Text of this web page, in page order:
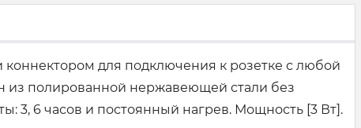
коннектором для подключения к розетке с любой
из полированной нержавеющей стали без
3, 6 часов и постоянный нагрев. Мощность [3 Вт].